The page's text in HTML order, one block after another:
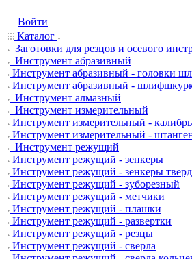
Войти
Каталог
Заготовки для резцов и осевого
Инструмент абразивный
Инструмент абразивный - головки
Инструмент абразивный -
Инструмент алмазный
Инструмент измерительный
Инструмент измерительный -
Инструмент измерительный -
Инструмент режущий
Инструмент режущий - зенкеры
Инструмент режущий - зенкеры
Инструмент режущий - зуборезный
Инструмент режущий - метчики
Инструмент режущий - плашки
Инструмент режущий - развертки
Инструмент режущий - резцы
Инструмент режущий - сверла